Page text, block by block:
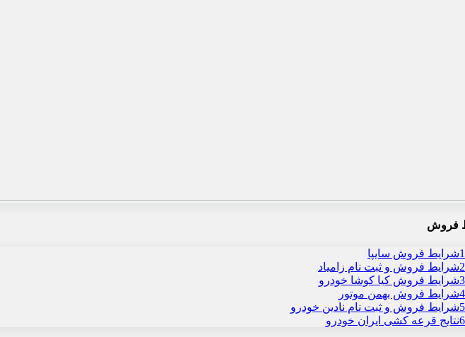
فروش
1شرایط فروش سایپا
2شرایط فروش و ثبت نام زامیاد
3شرایط فروش کیا کوشا خودرو
4شرایط فروش بهمن موتور
5شرایط فروش و ثبت نام نادین خودرو
6نتایج قرعه کشی ایران خودرو